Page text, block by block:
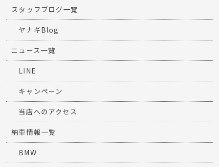
スタッフブログ一覧
ヤナギBlog
ニュース一覧
LINE
キャンペーン
当店へのアクセス
納車情報一覧
BMW